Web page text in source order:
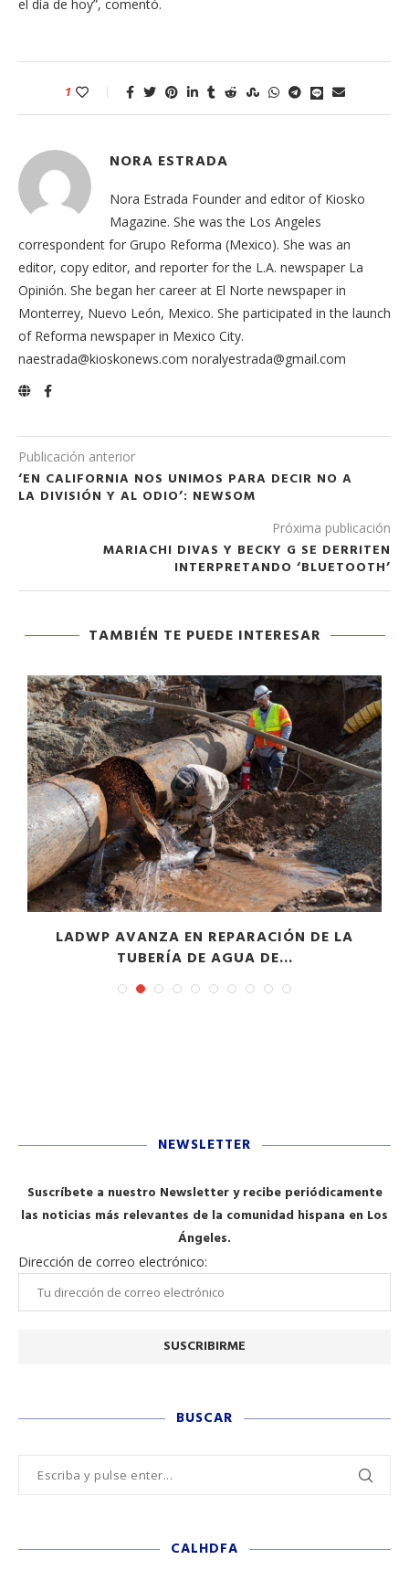
el día de hoy”, comentó.
1
NORA ESTRADA
Nora Estrada Founder and editor of Kiosko
Magazine. She was the Los Angeles
correspondent for Grupo Reforma (Mexico). She was an
editor, copy editor, and reporter for the L.A. newspaper La
Opinión. She began her career at El Norte newspaper in
Monterrey, Nuevo León, Mexico. She participated in the launch
of Reforma newspaper in Mexico City.
naestrada@kioskonews.com noralyestrada@gmail.com
Publicación anterior
‘EN CALIFORNIA NOS UNIMOS PARA DECIR NO A
LA DIVISIÓN Y AL ODIO’: NEWSOM
Próxima publicación
MARIACHI DIVAS Y BECKY G SE DERRITEN
INTERPRETANDO ‘BLUETOOTH’
TAMBIÉN TE PUEDE INTERESAR
LADWP AVANZA EN REPARACIÓN DE LA
TUBERÍA DE AGUA DE...
NEWSLETTER
Suscríbete a nuestro Newsletter y recibe periódicamente
las noticias más relevantes de la comunidad hispana en Los
Ángeles.
Dirección de correo electrónico:
BUSCAR
CALHDFA